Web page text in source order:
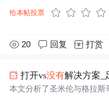
给本帖投票
20 回复 打赏
打开vs没有解决方案_足
本文分析了圣米伦与格拉斯